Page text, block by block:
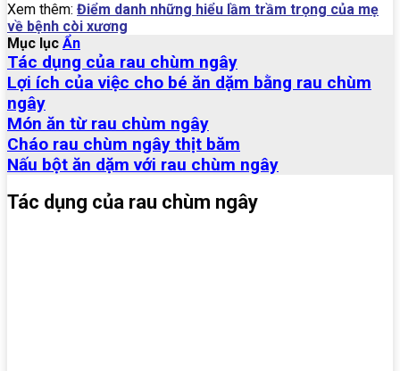
Xem thêm: Điểm danh những hiểu lầm trầm trọng của mẹ
về bệnh còi xương
Mục lục Ẩn
Tác dụng của rau chùm ngây
Lợi ích của việc cho bé ăn dặm bằng rau chùm
ngây
Món ăn từ rau chùm ngây
Cháo rau chùm ngây thịt băm
Nấu bột ăn dặm với rau chùm ngây
Tác dụng của rau chùm ngây